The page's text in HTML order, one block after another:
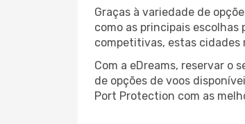
Graças à variedade de
como as principais
competitivas, estas cidades
Com a eDreams, reservar o
de opções de voos
Port Protection com as